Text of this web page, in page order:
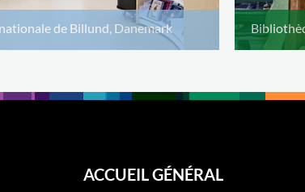
de Billund, Danemark
ACCUEIL GÉNÉRAL